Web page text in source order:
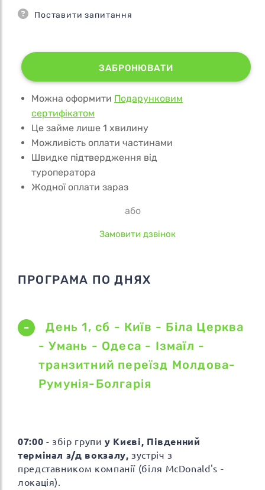
Поставити запитання
ЗАБРОНЮВАТИ
Можна оформити Подарунковим
сертифікатом
Це займе лише 1 хвилину
Можливість оплати частинами
Швидке підтвердження від
туроператора
Жодної оплати зараз
або
Замовити дзвінок
ПРОГРАМА ПО ДНЯХ
День 1, сб - Київ - Біла Церква
- Умань - Одеса - Ізмаїл -
транзитний переїзд Молдова-
Румунія-Болгарія
07:00 - збір групиу Києві, Південний
термінал з/д вокзалу, зустріч з
представником компанії (біля McDonald's -
локація).